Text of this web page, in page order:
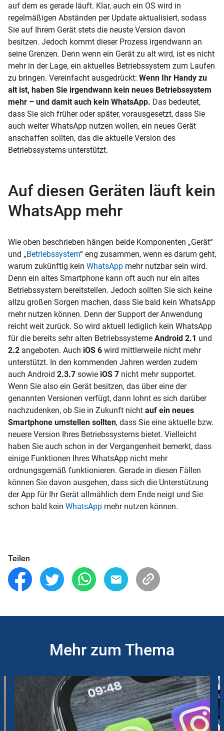
auf dem es gerade läuft. Klar, auch ein OS wird in
regelmäßigen Abständen per Update aktualisiert, sodass
Sie auf Ihrem Gerät stets die neuste Version davon
besitzen. Jedoch kommt dieser Prozess irgendwann an
seine Grenzen. Denn wenn ein Gerät zu alt wird, ist es nicht
mehr in der Lage, ein aktuelles Betriebssystem zum Laufen
zu bringen. Vereinfacht ausgedrückt: Wenn Ihr Handy zu
alt ist, haben Sie irgendwann kein neues Betriebssystem
mehr – und damit auch kein WhatsApp. Das bedeutet,
dass Sie sich früher oder später, vorausgesetzt, dass Sie
auch weiter WhatsApp nutzen wollen, ein neues Gerät
anschaffen sollten, das die aktuelle Version des
Betriebssystems unterstützt.
Auf diesen Geräten läuft kein
WhatsApp mehr
Wie oben beschrieben hängen beide Komponenten „Gerät“
und „Betriebssystem“ eng zusammen, wenn es darum geht,
warum zukünftig kein WhatsApp mehr nutzbar sein wird.
Denn ein altes Smartphone kann oft auch nur ein altes
Betriebssystem bereitstellen. Jedoch sollten Sie sich keine
allzu großen Sorgen machen, dass Sie bald kein WhatsApp
mehr nutzen können. Denn der Support der Anwendung
reicht weit zurück. So wird aktuell lediglich kein WhatsApp
für die bereits sehr alten Betriebssysteme Android 2.1 und
2.2 angeboten. Auch iOS 6 wird mittlerweile nicht mehr
unterstützt. In den kommenden Jahren werden zudem
auch Android 2.3.7 sowie iOS 7 nicht mehr supportet.
Wenn Sie also ein Gerät besitzen, das über eine der
genannten Versionen verfügt, dann lohnt es sich darüber
nachzudenken, ob Sie in Zukunft nicht auf ein neues
Smartphone umstellen sollten, dass Sie eine aktuelle bzw.
neuere Version Ihres Betriebssystems bietet. Vielleicht
haben Sie auch schon in der Vergangenheit bemerkt, dass
einige Funktionen Ihres WhatsApp nicht mehr
ordnungsgemäß funktionieren. Gerade in diesen Fällen
können Sie davon ausgehen, dass sich die Unterstützung
der App für Ihr Gerät allmählich dem Ende neigt und Sie
schon bald kein WhatsApp mehr nutzen können.
Teilen
Mehr zum Thema